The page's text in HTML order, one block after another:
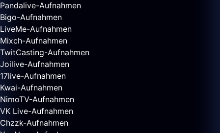
Pandalive-Aufnahmen
Bigo-Aufnahmen
LiveMe-Aufnahmen
Mixch-Aufnahmen
TwitCasting-Aufnahmen
Joilive-Aufnahmen
17live-Aufnahmen
Kwai-Aufnahmen
NimoTV-Aufnahmen
VK Live-Aufnahmen
Chzzk-Aufnahmen